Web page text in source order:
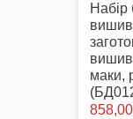
Набір
маки,